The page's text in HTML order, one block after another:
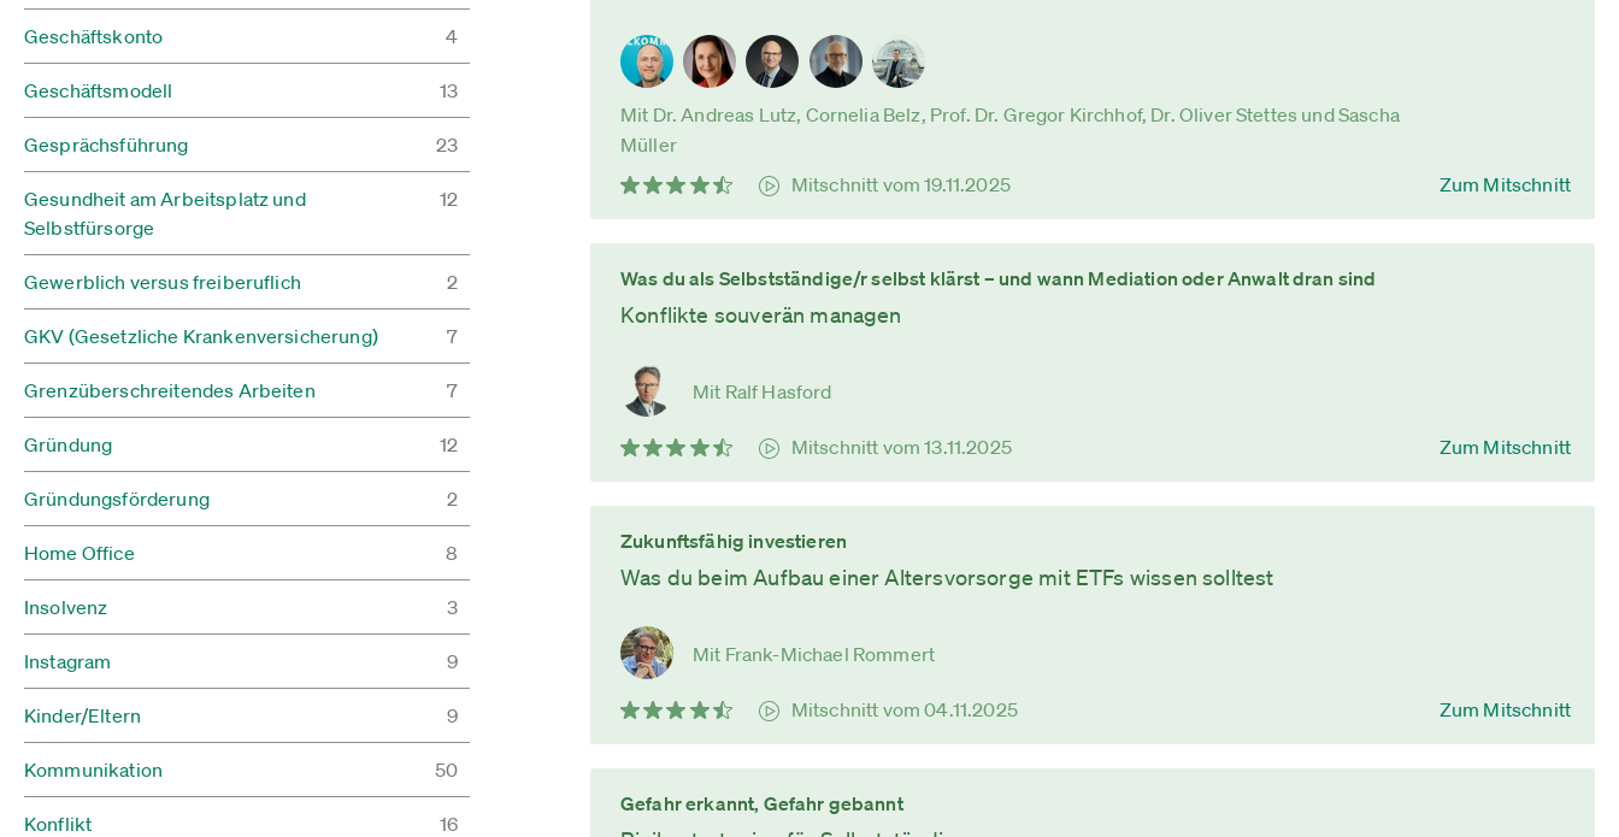
Geschäftskonto 4
Geschäftsmodell 13
Gesprächsführung 23
Gesundheit am Arbeitsplatz und
Selbstfürsorge
12
Gewerblich versus freiberuflich 2
GKV (Gesetzliche Krankenversicherung) 7
Grenzüberschreitendes Arbeiten 7
Gründung 12
Gründungsförderung 2
Home Office 8
Insolvenz 3
Instagram 9
Kinder/Eltern 9
Kommunikation 50
Konflikt 16
Mit Dr. Andreas Lutz, Cornelia Belz, Prof. Dr. Gregor Kirchhof, Dr. Oliver Stettes und Sascha
Müller
Mitschnitt vom 19.11.2025
Zum Mitschnitt
Was du als Selbstständige/r selbst klärst – und wann Mediation oder Anwalt dran sind
Konflikte souverän managen
Mit Ralf Hasford
Mitschnitt vom 13.11.2025 Zum Mitschnitt
Zukunftsfähig investieren
Was du beim Aufbau einer Altersvorsorge mit ETFs wissen solltest
Mit Frank-Michael Rommert
Mitschnitt vom 04.11.2025 Zum Mitschnitt
Gefahr erkannt, Gefahr gebannt